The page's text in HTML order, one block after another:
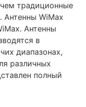
традиционные
Антенны WiMax
Антенны
в
диапазонах,
различных
полный